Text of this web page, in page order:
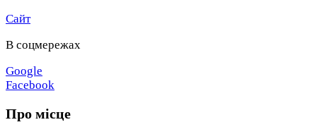
Сайт
В соцмережах
Google
Facebook
Про місце